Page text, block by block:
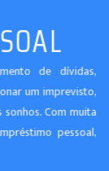
de dívidas,
um imprevisto,
Com muita
pessoal,